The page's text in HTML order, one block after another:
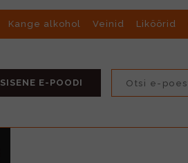
Kange alkohol Veinid Liköörid
SISENE E-POODI